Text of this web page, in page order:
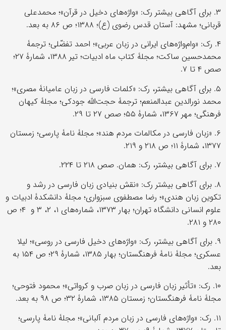
۳. برای آگاهی بیشتر رک: «واژه‌های دخیل در قرآن»؛ محمدعلی
قربانی؛ مشهد: آستان قدس رضوی (ع)؛ ۱۳۸۸؛ ص ۸۶ به بعد.
۴. رک: «وام‌واژه‌های ایرانی در زبان عربی»؛ احمد تفضّلی؛ ترجمۀ
محمدحسین ساکت؛ مجلۀ کتاب ماه ادبیات؛ تیر ۱۳۸۸، شمارۀ ۲۷؛
صص ۴ تا ۷.
۵. برای آگاهی بیشتر، رک: «کلمات فارسی در زبان عامیانۀ مصری»؛
محمد نورالدین عبدالمنعم؛ ترجمۀ حجت‌الله جودکی؛ مجلۀ کیهان
فرهنگی؛ مهر ۱۳۶۷، شمارۀ ۵۵؛ صص ۲۷ تا ۲۹.
۶. «زبان فارسی در مکالمات مردم هند»؛ مجلۀ نامۀ پارسی؛ زمستان
۱۳۷۷، شمارۀ ۱۱؛ ص ۲۱۸ و ۲۱۹.
۷. برای آگاهی بیشتر، رک: همان. صص ۲۱۸ تا ۲۲۴.
۸. برای آگاهی بیشتر رک: «نقش بنیادی زبان فارسی در رشد و
تکوین زبان هندی»؛ رضا مصطفوی سبزواری؛ مجلۀ دانشکدۀ ادبیات و
علوم انسانی دانشگاه تهران؛ بهار ۱۳۷۳، شماره‌های ۱، ۲، ۳ و ۴؛ ص
۲۸۰ و ۲۸۱.
۹. برای آگاهی بیشتر، رک: «واژه‌های دخیل فارسی در روسی»؛ لیلا
عسکری؛ مجلۀ نامۀ فرهنگستان؛ بهار ۱۳۸۵، شمارۀ ۲۹؛ ص ۱۵۴ به
بعد.
۱۰. رک: «تأثیر زبان فارسی در زبان صرب و کرواتی»؛ محمود فتوحی؛
مجلۀ نامۀ فرهنگستان؛ زمستان ۱۳۸۵، شمارۀ ۳۲؛ ص ۹۸ به بعد.
۱۱. رک: «واژه‌های فارسی در زبان مردم آلبانی»؛ مجلۀ نامۀ پارسی؛